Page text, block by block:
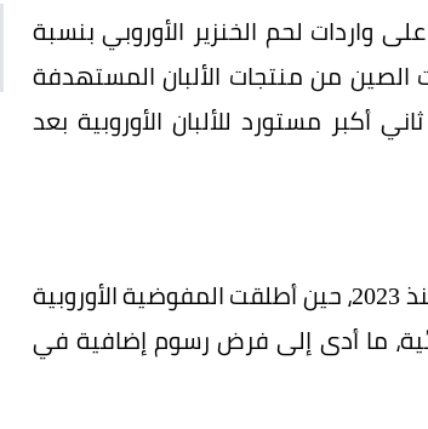
واردات لحم الخنزير الأوروبي بنسبة
الصين من منتجات الألبان المستهدفة
الصينية ثاني أكبر مستورد للألبان الأوروبية بعد
وتشهد العلاقات الاقتصادية بين الصين والاتحاد الأوروبي توتراً منذ 2023، حين أطلقت المفوضية الأوروبية
ما أدى إلى فرض رسوم إضافية في